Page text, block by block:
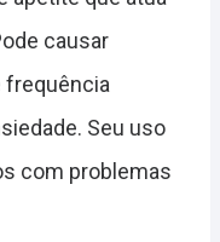
causar
frequência
Seu uso
com problemas